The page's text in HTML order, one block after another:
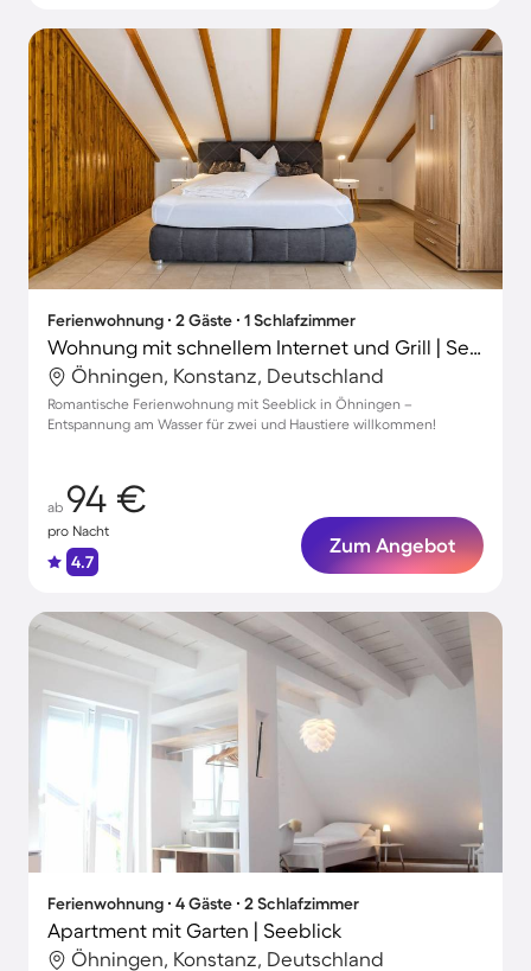
Ferienwohnung ∙ 2 Gäste ∙ 1 Schlafzimmer
Wohnung mit schnellem Internet und Grill | Seeblick
Öhningen, Konstanz, Deutschland
Romantische Ferienwohnung mit Seeblick in Öhningen –
Entspannung am Wasser für zwei und Haustiere willkommen!
ab 94 €
pro Nacht
4.7
Zum Angebot
Ferienwohnung ∙ 4 Gäste ∙ 2 Schlafzimmer
Apartment mit Garten | Seeblick
Öhningen, Konstanz, Deutschland